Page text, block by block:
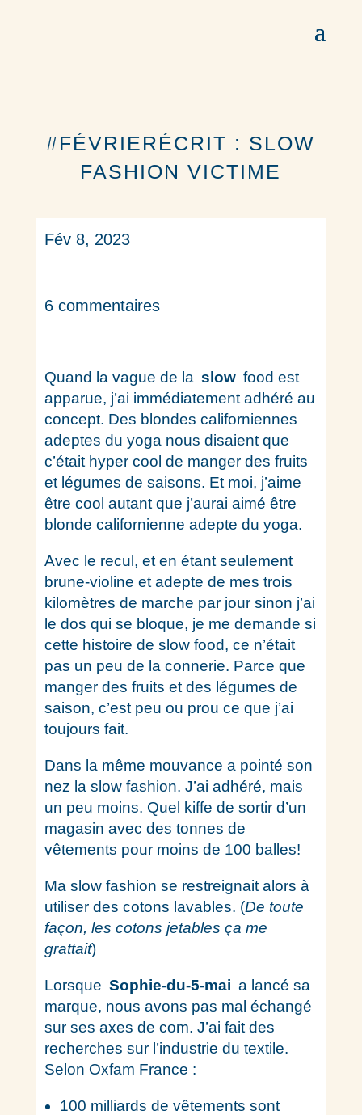
#FÉVRIERÉCRIT : SLOW
FASHION VICTIME
Fév 8, 2023
6 commentaires
Quand la vague de la slow food est
apparue, j’ai immédiatement adhéré au
concept. Des blondes californiennes
adeptes du yoga nous disaient que
c’était hyper cool de manger des fruits
et légumes de saisons. Et moi, j’aime
être cool autant que j’aurai aimé être
blonde californienne adepte du yoga.
Avec le recul, et en étant seulement
brune-violine et adepte de mes trois
kilomètres de marche par jour sinon j’ai
le dos qui se bloque, je me demande si
cette histoire de slow food, ce n’était
pas un peu de la connerie. Parce que
manger des fruits et des légumes de
saison, c’est peu ou prou ce que j’ai
toujours fait.
Dans la même mouvance a pointé son
nez la slow fashion. J’ai adhéré, mais
un peu moins. Quel kiffe de sortir d’un
magasin avec des tonnes de
vêtements pour moins de 100 balles!
Ma slow fashion se restreignait alors à
utiliser des cotons lavables. (De toute
façon, les cotons jetables ça me
grattait)
Lorsque Sophie-du-5-mai a lancé sa
marque, nous avons pas mal échangé
sur ses axes de com. J’ai fait des
recherches sur l’industrie du textile.
Selon Oxfam France :
100 milliards de vêtements sont